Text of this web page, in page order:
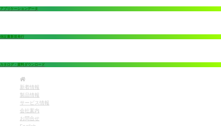
アプリケーションデータ
保証書新規発行
カタログ・資料ダウンロード
新着情報
製品情報
サービス情報
会社案内
お問合せ